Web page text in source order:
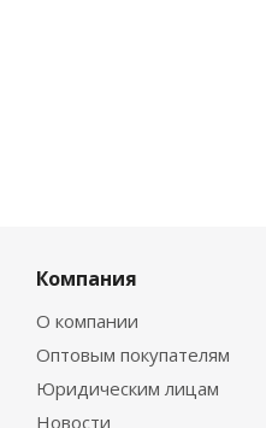
Компания
О компании
Оптовым покупателям
Юридическим лицам
Новости